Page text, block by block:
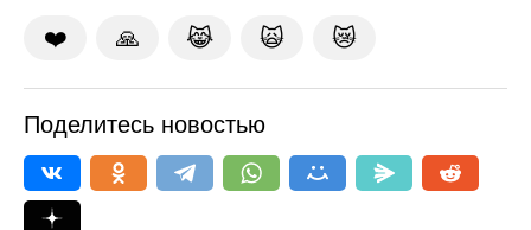
❤️ 🙏 😹 🙀 😿
Поделитесь новостью